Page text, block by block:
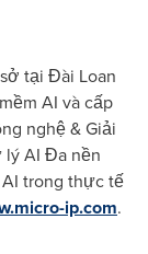
tại Đài Loan
AI và cấp
nghệ & Giải
lý AI Đa nền
trong thực tế
ip.com.